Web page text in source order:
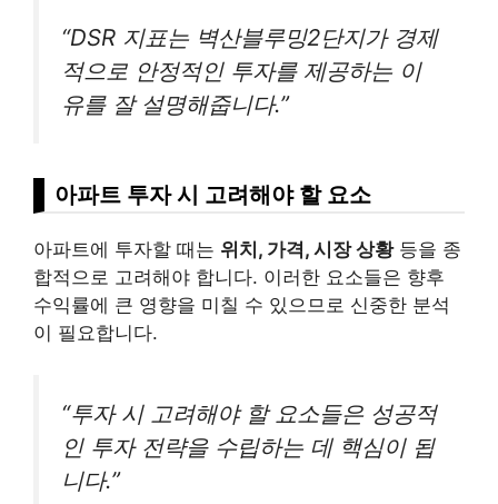
“DSR 지표는 벽산블루밍2단지가 경제
적으로 안정적인 투자를 제공하는 이
유를 잘 설명해줍니다.”
아파트 투자 시 고려해야 할 요소
아파트에 투자할 때는 위치, 가격, 시장 상황등을 종
합적으로 고려해야 합니다. 이러한 요소들은 향후
수익률에 큰 영향을 미칠 수 있으므로 신중한 분석
이 필요합니다.
“투자 시 고려해야 할 요소들은 성공적
인 투자 전략을 수립하는 데 핵심이 됩
니다.”